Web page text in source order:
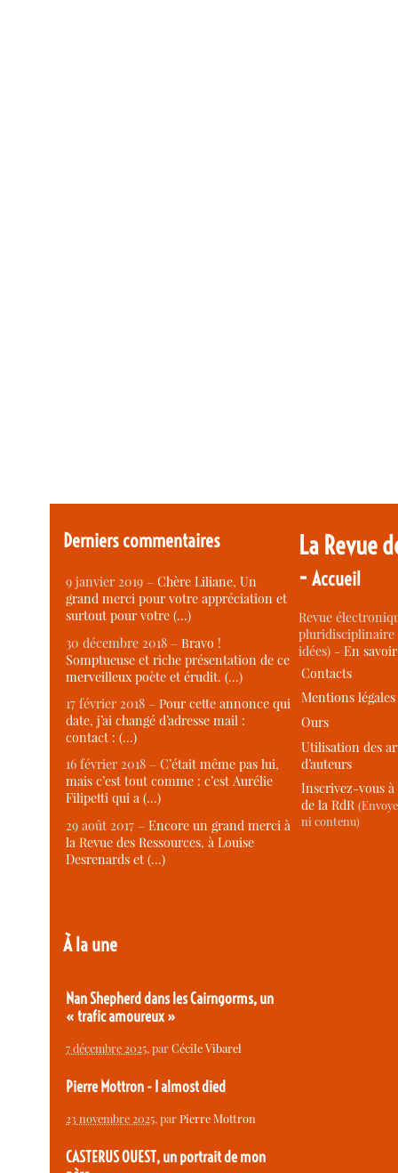
Derniers commentaires
9 janvier 2019 –Chère Liliane, Un
grand merci pour votre appréciation et
surtout pour votre (…)
30 décembre 2018 –Bravo !
Somptueuse et riche présentation de ce
merveilleux poète et érudit. (…)
17 février 2018 –Pour cette annonce qui
date, j’ai changé d’adresse mail :
contact : (…)
16 février 2018 –C’était même pas lui,
mais c’est tout comme : c’est Aurélie
Filipetti qui a (…)
29 août 2017 –Encore un grand merci à
la Revue des Ressources, à Louise
Desrenards et (…)
À la une
Nan Shepherd dans les Cairngorms, un
« trafic amoureux »
7 décembre 2025, parCécile Vibarel
Pierre Mottron - I almost died
23 novembre 2025, parPierre Mottron
CASTERUS OUEST, un portrait de mon
La Revue
-Accueil
Revue
idées) -En
Contacts
Mentions légales
Ours
Utilisation des
d’auteurs
Inscrivez-vous
de la RdR
ni contenu)